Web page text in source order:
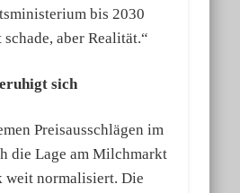
bis 2030
aber Realität.“
sich
Preisausschlägen im
die Lage am Milchmarkt
weit normalisiert. Die